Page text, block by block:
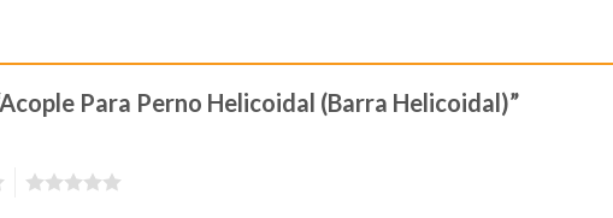
Para Perno Helicoidal (Barra Helicoidal)”